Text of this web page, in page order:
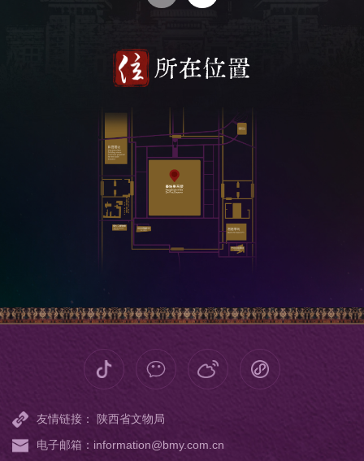
所在位置
友情链接： 陕西省文物局
电子邮箱：information@bmy.com.cn